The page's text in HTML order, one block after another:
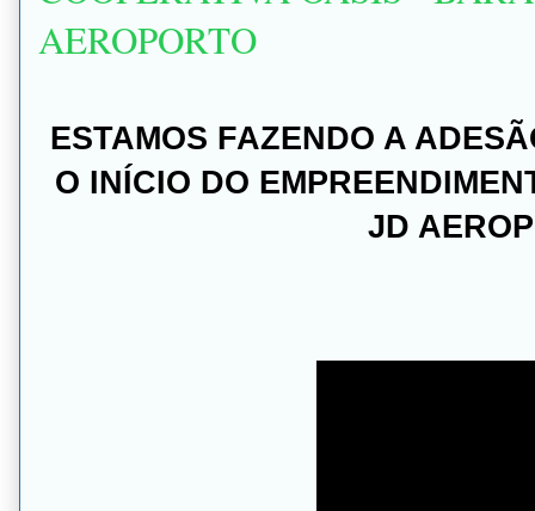
AEROPORTO
ESTAMOS FAZENDO A
O INÍCIO DO
JD